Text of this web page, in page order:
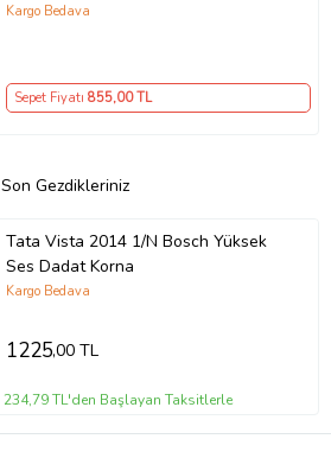
Kargo Bedava
Sepet Fiyatı 855,00 TL
Son Gezdikleriniz
Tata Vista 2014 1/N Bosch Yüksek
Ses Dadat Korna
Kargo Bedava
1225,00 TL
234,79 TL'den Başlayan Taksitlerle